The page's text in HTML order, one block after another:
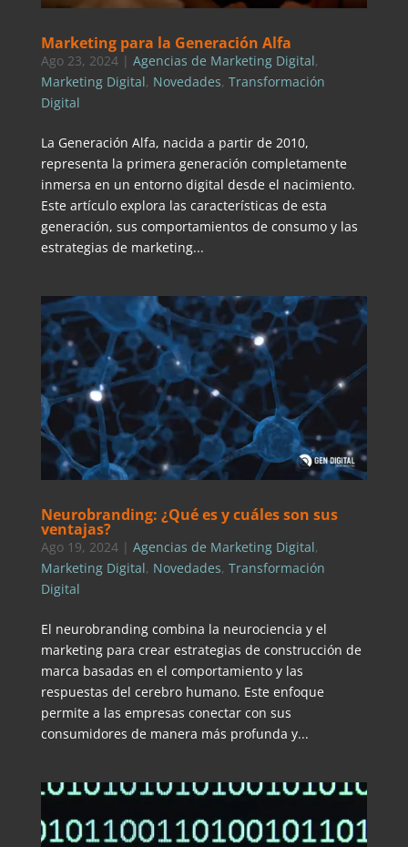
Marketing para la Generación Alfa
Ago 23, 2024| Agencias de Marketing Digital,
Marketing Digital, Novedades, Transformación
Digital
La Generación Alfa, nacida a partir de 2010,
representa la primera generación completamente
inmersa en un entorno digital desde el nacimiento.
Este artículo explora las características de esta
generación, sus comportamientos de consumo y las
estrategias de marketing...
Neurobranding: ¿Qué es y cuáles son sus
ventajas?
Ago 19, 2024| Agencias de Marketing Digital,
Marketing Digital, Novedades, Transformación
Digital
El neurobranding combina la neurociencia y el
marketing para crear estrategias de construcción de
marca basadas en el comportamiento y las
respuestas del cerebro humano. Este enfoque
permite a las empresas conectar con sus
consumidores de manera más profunda y...